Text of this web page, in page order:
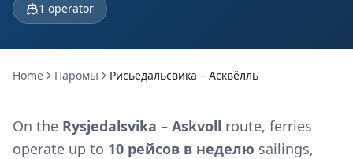
1 operator
Home Паромы Рисьедальсвика – Асквёлль
On the Rysjedalsvika – Askvoll route, ferries
operate up to 10 рейсов в неделю sailings,